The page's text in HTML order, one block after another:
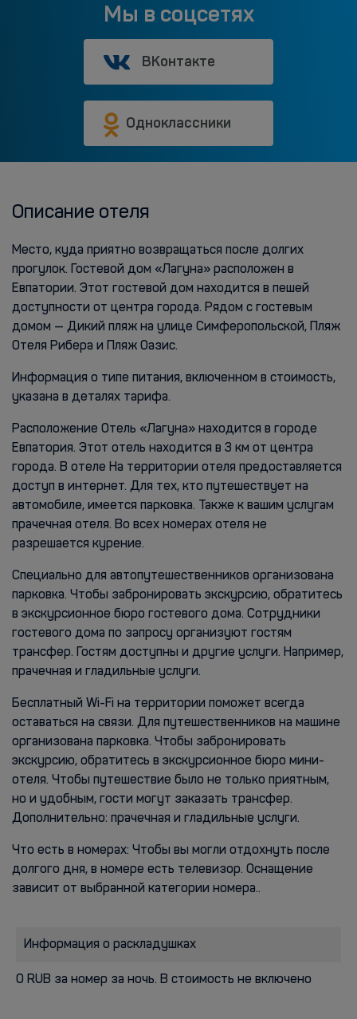
Мы в соцсетях
ВКонтакте
Одноклассники
Описание отеля
Место, куда приятно возвращаться после долгих
прогулок. Гостевой дом «Лагуна» расположен в
Евпатории. Этот гостевой дом находится в пешей
доступности от центра города. Рядом с гостевым
домом — Дикий пляж на улице Симферопольской, Пляж
Отеля Рибера и Пляж Оазис.
Информация о типе питания, включенном в стоимость,
указана в деталях тарифа.
Расположение Отель «Лагуна» находится в городе
Евпатория. Этот отель находится в 3 км от центра
города. В отеле На территории отеля предоставляется
доступ в интернет. Для тех, кто путешествует на
автомобиле, имеется парковка. Также к вашим услугам
прачечная отеля. Во всех номерах отеля не
разрешается курение.
Специально для автопутешественников организована
парковка. Чтобы забронировать экскурсию, обратитесь
в экскурсионное бюро гостевого дома. Сотрудники
гостевого дома по запросу организуют гостям
трансфер. Гостям доступны и другие услуги. Например,
прачечная и гладильные услуги.
Бесплатный Wi-Fi на территории поможет всегда
оставаться на связи. Для путешественников на машине
организована парковка. Чтобы забронировать
экскурсию, обратитесь в экскурсионное бюро мини-
отеля. Чтобы путешествие было не только приятным,
но и удобным, гости могут заказать трансфер.
Дополнительно: прачечная и гладильные услуги.
Что есть в номерах: Чтобы вы могли отдохнуть после
долгого дня, в номере есть телевизор. Оснащение
зависит от выбранной категории номера..
Информация о раскладушках
0 RUB за номер за ночь. В стоимость не включено